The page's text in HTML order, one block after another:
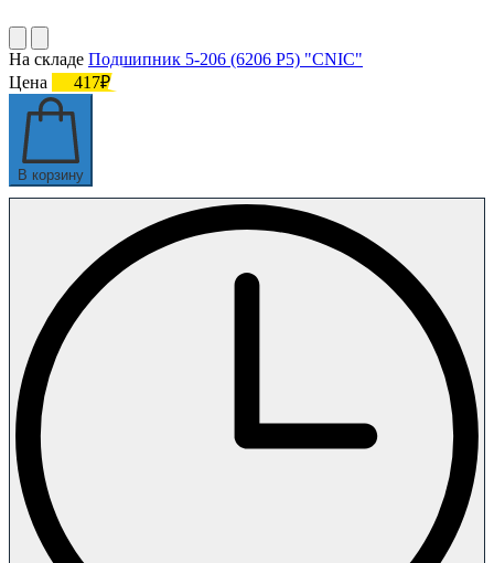
На складе Подшипник 5-206 (6206 P5) "CNIC"
Цена
417₽
В корзину